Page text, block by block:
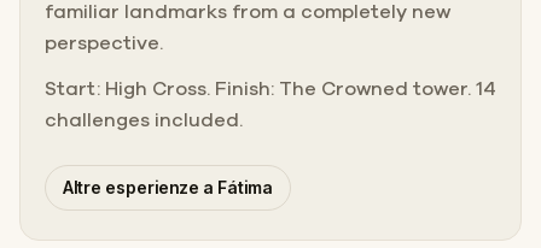
familiar landmarks from a completely new
perspective.
Start: High Cross. Finish: The Crowned tower. 14
challenges included.
Altre esperienze a Fátima